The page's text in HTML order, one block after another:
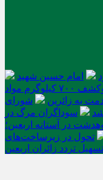
امام حسین شهید
هلاکت چهار شرور مسلح وکشف ۷۰۰ کیلوگرم مواد
به زائرین
شورای
سوداگران مرگ در
در آستانه اربعین؛
تحول در زیرساخت‌های
تردد زائران اربعین